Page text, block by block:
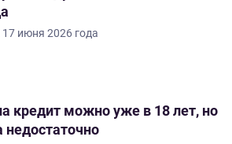
17 июня 2026 года
кредит можно уже в 18 лет, но
недостаточно